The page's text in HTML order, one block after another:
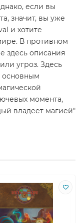
если вы
значит, вы уже
и хотите
В противном
здесь описания
угроз. Здесь
основным
момента,
владеет магией"